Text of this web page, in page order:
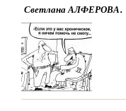
Светлана АЛФЕРОВА.